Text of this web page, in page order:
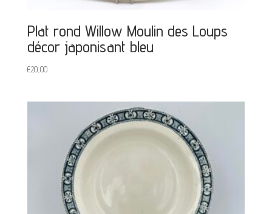
Plat rond Willow Moulin des Loups
décor japonisant bleu
€20,00